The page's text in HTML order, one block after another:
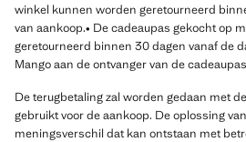
winkel kunnen worden geretourneerd
van aankoop.• De cadeaupas gekocht op
geretourneerd binnen 30 dagen vanaf de
Mango aan de ontvanger van de
De terugbetaling zal worden gedaan met
gebruikt voor de aankoop. De oplossing
meningsverschil dat kan ontstaan met